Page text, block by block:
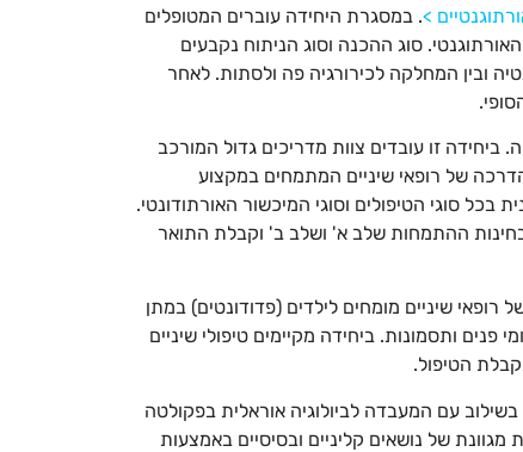
>. במסגרת היחידה עוברים המטופלים
סוג ההכנה וסוג הניתוח נקבעים
ובין המחלקה לכירורגיה פה ולסתות. לאחר
זו עובדים צוות מדריכים גדול המורכב
של רופאי שיניים המתמחים במקצוע
סוגי הטיפולים וסוגי המיכשור האורתודונטי.
ההתמחות שלב א' ושלב ב' וקבלת התואר
שיניים מומחים לילדים (פדודונטים) במתן
פנים ותסמונות. ביחידה מקיימים טיפולי שיניים
הטיפול.
עם המעבדה לביולוגיה אוראלית בפקולטה
של נושאים קליניים ובסיסיים באמצעות